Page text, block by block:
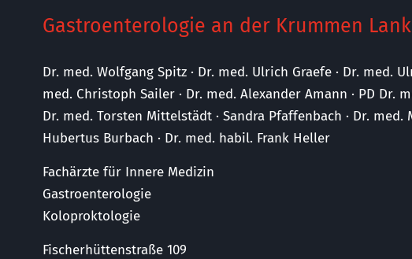
Gastroenterologie an der Krummen
Dr. med. Wolfgang Spitz · Dr. med. Ulrich Graefe · Dr. med.
med. Christoph Sailer · Dr. med. Alexander Amann · PD Dr.
Dr. med. Torsten Mittelstädt · Sandra Pfaffenbach · Dr. med.
Hubertus Burbach · Dr. med. habil. Frank Heller
Fachärzte für Innere Medizin
Gastroenterologie
Koloproktologie
Fischerhüttenstraße 109